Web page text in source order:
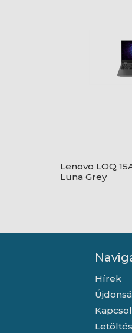
Lenovo LOQ
Luna Grey
Hírek